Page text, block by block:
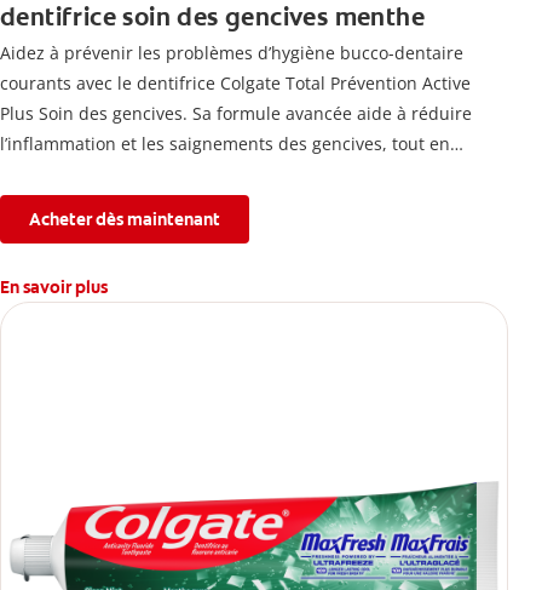
dentifrice soin des gencives menthe
Aidez à prévenir les problèmes d’hygiène bucco-dentaire
courants avec le dentifrice Colgate Total Prévention Active
Plus Soin des gencives. Sa formule avancée aide à réduire
l’inflammation et les saignements des gencives, tout en
l’érosion de l’émail.
Acheter dès maintenant
En savoir plus